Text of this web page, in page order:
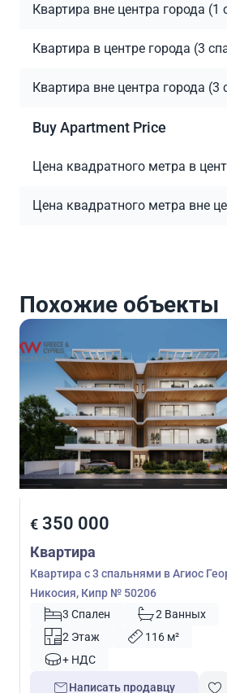
Квартира вне центра города (1
Квартира в центре города (3
Квартира вне центра города (3
Buy Apartment Price
Цена квадратного метра в
Цена квадратного метра вне
Похожие объекты
€ 350 000
Квартира
Квартира с 3 спальнями в Агиос
Никосия, Кипр № 50206
3 Спален
2 Ванных
2 Этаж
116 м²
+ НДС
Написать продавцу